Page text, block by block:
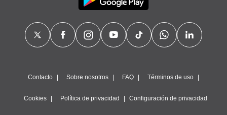
Contacto Sobre nosotros FAQ Términos de uso
Cookies Política de privacidad Configuración de privacidad